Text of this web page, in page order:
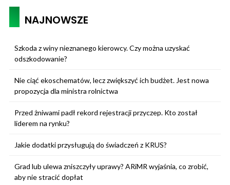
NAJNOWSZE
Szkoda z winy nieznanego kierowcy. Czy można uzyskać
odszkodowanie?
Nie ciąć ekoschematów, lecz zwiększyć ich budżet. Jest nowa
propozycja dla ministra rolnictwa
Przed żniwami padł rekord rejestracji przyczep. Kto został
liderem na rynku?
Jakie dodatki przysługują do świadczeń z KRUS?
Grad lub ulewa zniszczyły uprawy? ARiMR wyjaśnia, co zrobić,
aby nie stracić dopłat